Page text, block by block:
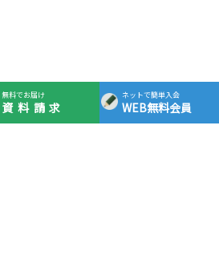
ネットで簡単入会
WEB無料会員
無料でお届け
資料請求